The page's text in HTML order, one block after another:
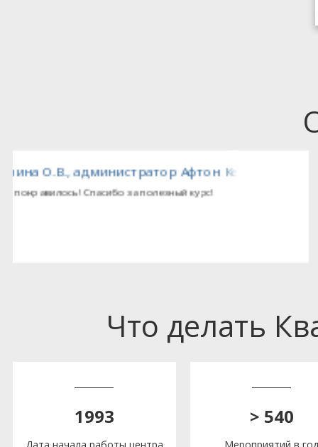
(Великобритания), представительство
Попова С.В., гл. бухгалтер ЗАО «Мёллер»
Очень довольна преподавателем. Усваивается материал
Что делать
1993 > 540